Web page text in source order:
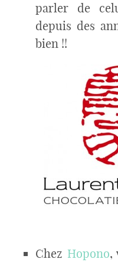
parler de
depuis des
bien !!
Chez Hopono,